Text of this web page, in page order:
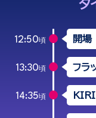
タ
12:50頃 開場
13:30頃 フラ
14:35頃